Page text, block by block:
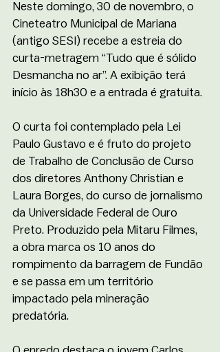
Neste domingo, 30 de novembro, o
Cineteatro Municipal de Mariana
(antigo SESI) recebe a estreia do
curta-metragem “Tudo que é sólido
Desmancha no ar”. A exibição terá
início às 18h30 e a entrada é gratuita.
O curta foi contemplado pela Lei
Paulo Gustavo e é fruto do projeto
de Trabalho de Conclusão de Curso
dos diretores Anthony Christian e
Laura Borges, do curso de jornalismo
da Universidade Federal de Ouro
Preto. Produzido pela Mitaru Filmes,
a obra marca os 10 anos do
rompimento da barragem de Fundão
e se passa em um território
impactado pela mineração
predatória.